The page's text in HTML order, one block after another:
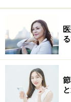
まとめ払
このケースで